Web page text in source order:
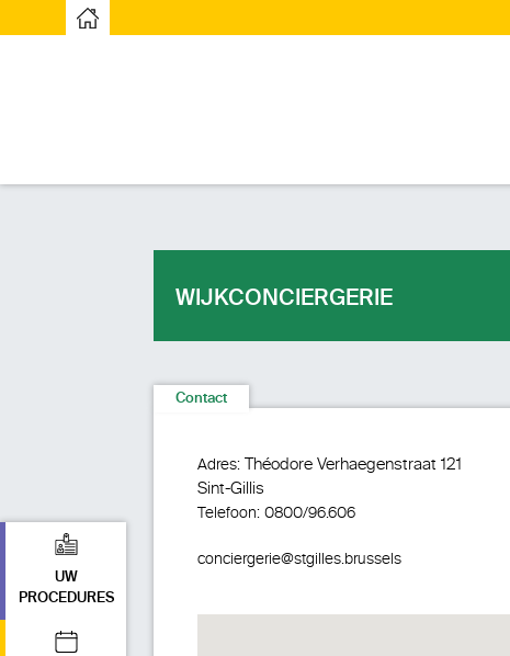
Startpagina
UW
PROCEDURES
WIJKCONCIERGERIE
Contact
Adres: Théodore Verhaegenstraat 121
Sint-Gillis
Telefoon: 0800/96.606
conciergerie@stgilles.brussels